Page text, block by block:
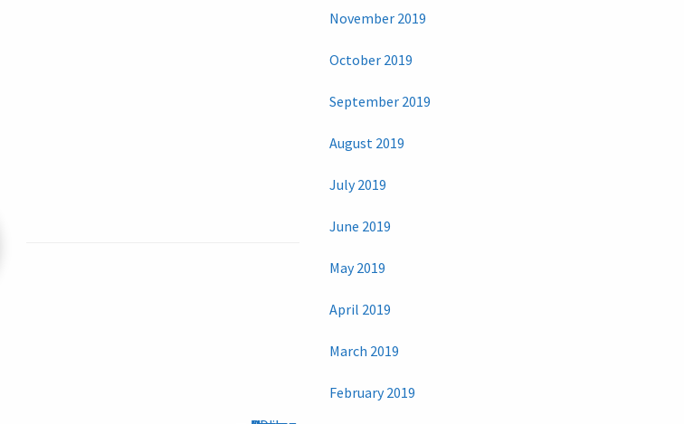
November 2019
October 2019
September 2019
August 2019
July 2019
June 2019
May 2019
April 2019
March 2019
February 2019